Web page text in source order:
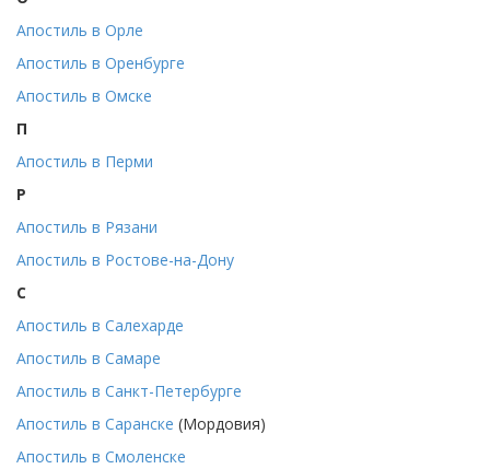
Апостиль в Орле
Апостиль в Оренбурге
Апостиль в Омске
П
Апостиль в Перми
Р
Апостиль в Рязани
Апостиль в Ростове-на-Дону
С
Апостиль в Салехарде
Апостиль в Самаре
Апостиль в Санкт-Петербурге
Апостиль в Саранске (Мордовия)
Апостиль в Смоленске